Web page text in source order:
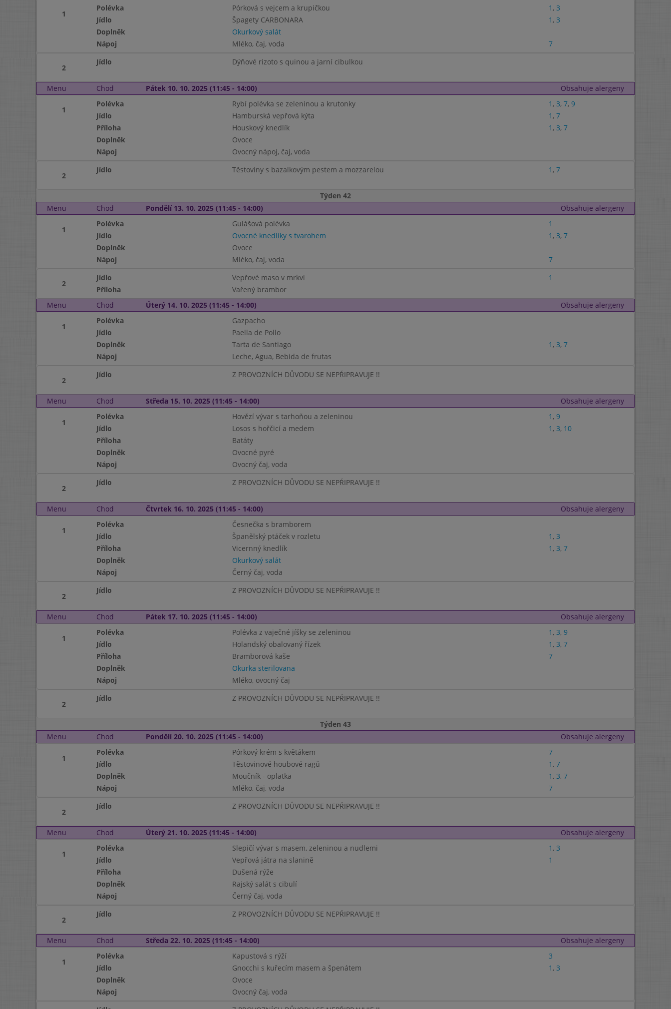
1
Polévka Pórková s vejcem a krupičkou 1 , 3
Jídlo
Špagety CARBONARA 1 , 3
Doplněk
Okurkový salát
Nápoj
Mléko, čaj, voda 7
2
Jídlo Dýňové rizoto s quinou a jarní cibulkou
Menu Chod Pátek 10. 10. 2025 (11:45 - 14:00) Obsahuje alergeny
1
Polévka Rybí polévka se zeleninou a krutonky 1 , 3, 7, 9
Jídlo
Hamburská vepřová kýta 1 , 7
Příloha
Houskový knedlík 1 , 3, 7
Doplněk
Ovoce
Nápoj
Ovocný nápoj, čaj, voda
2
Jídlo Těstoviny s bazalkovým pestem a mozzarelou 1 , 7
Týden 42
Menu
Chod Pondělí 13. 10. 2025 (11:45 - 14:00) Obsahuje alergeny
1
Polévka Gulášová polévka
1
Jídlo
Ovocné knedlíky s tvarohem 1 , 3, 7
Doplněk
Ovoce
Nápoj
Mléko, čaj, voda 7
2
Jídlo Vepřové maso v mrkvi
1
Příloha
Vařený brambor
Menu
Chod Úterý 14. 10. 2025 (11:45 - 14:00) Obsahuje alergeny
1
Polévka
Gazpacho
Jídlo
Paella de Pollo
Doplněk
Tarta de Santiago 1 , 3, 7
Nápoj
Leche, Agua, Bebida de frutas
2
Jídlo Z PROVOZNÍCH DŮVODU SE NEPŔIPRAVUJE !!
Menu Chod Středa 15. 10. 2025 (11:45 - 14:00) Obsahuje alergeny
1
Polévka Hovězí vývar s tarhoňou a zeleninou 1 , 9
Jídlo
Losos s hořčicí a medem 1 , 3, 10
Příloha
Batáty
Doplněk
Ovocné pyré
Nápoj
Ovocný čaj, voda
2
Jídlo Z PROVOZNÍCH DŮVODU SE NEPŔIPRAVUJE !!
Menu Chod Čtvrtek 16. 10. 2025 (11:45 - 14:00) Obsahuje alergeny
1
Polévka
Česnečka s bramborem
Jídlo
Španělský ptáček v rozletu 1 , 3
Příloha
Vicernný knedlík 1 , 3, 7
Doplněk
Okurkový salát
Nápoj
Černý čaj, voda
2
Jídlo Z PROVOZNÍCH DŮVODU SE NEPŔIPRAVUJE !!
Menu Chod Pátek 17. 10. 2025 (11:45 - 14:00) Obsahuje alergeny
1
Polévka Polévka z vaječné jíšky se zeleninou 1 , 3, 9
Jídlo
Holandský obalovaný řízek 1 , 3, 7
Příloha
Bramborová kaše
7
Doplněk
Okurka sterilovana
Nápoj
Mléko, ovocný čaj
2
Jídlo Z PROVOZNÍCH DŮVODU SE NEPŔIPRAVUJE !!
Týden 43
Menu
Chod Pondělí 20. 10. 2025 (11:45 - 14:00) Obsahuje alergeny
1
Polévka Pórkový krém s květákem
7
Jídlo
Těstovinové houbové ragů 1 , 7
Doplněk
Moučník - oplatka 1 , 3, 7
Nápoj
Mléko, čaj, voda 7
2
Jídlo Z PROVOZNÍCH DŮVODU SE NEPŔIPRAVUJE !!
Menu Chod Úterý 21. 10. 2025 (11:45 - 14:00) Obsahuje alergeny
1
Polévka Slepičí vývar s masem, zeleninou a nudlemi 1 , 3
Jídlo
Vepřová játra na slanině
1
Příloha
Dušená rýže
Doplněk
Rajský salát s cibulí
Nápoj
Černý čaj, voda
2
Jídlo Z PROVOZNÍCH DŮVODU SE NEPŔIPRAVUJE !!
Menu Chod Středa 22. 10. 2025 (11:45 - 14:00) Obsahuje alergeny
1
Polévka Kapustová s rýží
3
Jídlo
Gnocchi s kuřecím masem a špenátem 1 , 3
Doplněk
Ovoce
Nápoj
Ovocný čaj, voda